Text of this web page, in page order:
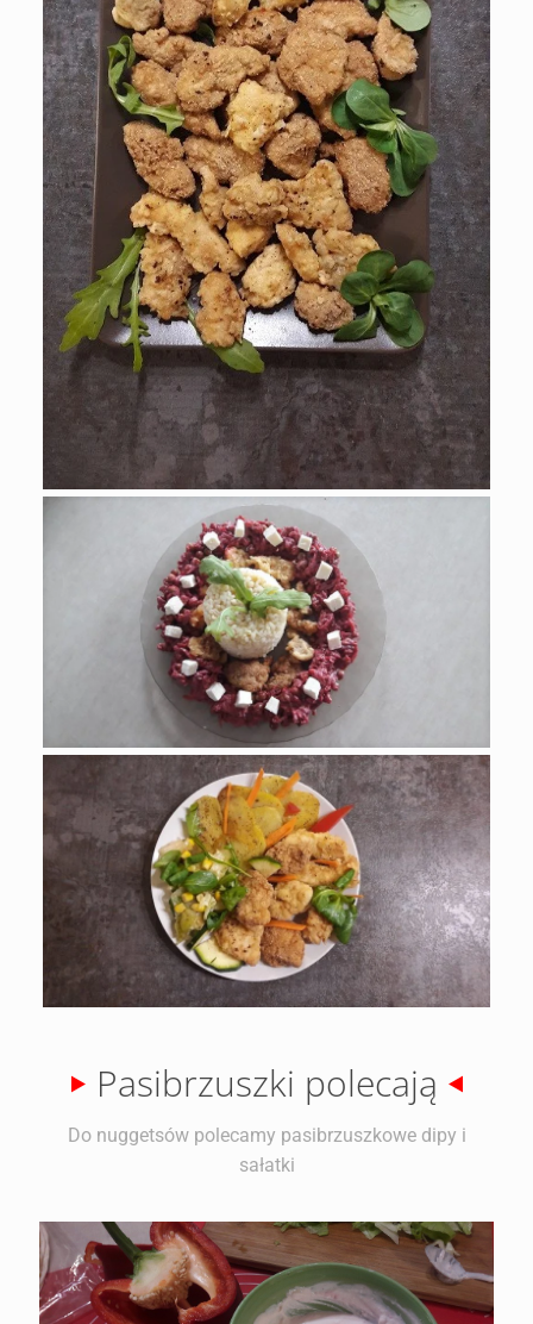
Pasibrzuszki polecają
Do nuggetsów polecamy pasibrzuszkowe dipy i
sałatki